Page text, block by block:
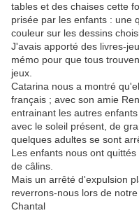
tables et des chaises cette
prisée par les enfants : une
couleur sur les dessins
J'avais apporté des livres-
mémo pour que tous
jeux.
Catarina nous a montré
français ; avec son amie
entrainant les autres
avec le soleil présent, de
quelques adultes se sont
Les enfants nous ont
de câlins.
Mais un arrêté d'expulsion
reverrons-nous lors de
Chantal